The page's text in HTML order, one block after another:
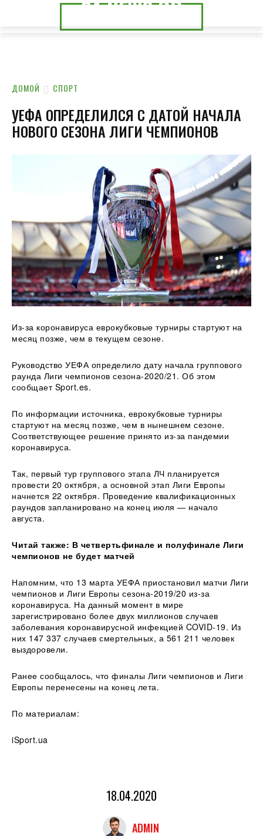
24.NEWS.CK
24.NEWS.DP
ДОМОЙ СПОРТ
УЕФА ОПРЕДЕЛИЛСЯ С ДАТОЙ НАЧАЛА
НОВОГО СЕЗОНА ЛИГИ ЧЕМПИОНОВ
Из-за коронавируса еврокубковые турниры стартуют на
месяц позже, чем в текущем сезоне.
Руководство УЕФА определило дату начала группового
раунда Лиги чемпионов сезона-2020/21. Об этом
сообщает Sport.es.
По информации источника, еврокубковые турниры
стартуют на месяц позже, чем в нынешнем сезоне.
Соответствующее решение принято из-за пандемии
коронавируса.
Так, первый тур группового этапа ЛЧ планируется
провести 20 октября, а основной этап Лиги Европы
начнется 22 октября. Проведение квалификационных
раундов запланировано на конец июля — начало
августа.
Читай также: В четвертьфинале и полуфинале Лиги
чемпионов не будет матчей
Напомним, что 13 марта УЕФА приостановил матчи Лиги
чемпионов и Лиги Европы сезона-2019/20 из-за
коронавируса. На данный момент в мире
зарегистрировано более двух миллионов случаев
заболевания коронавирусной инфекцией COVID-19. Из
них 147 337 случаев смертельных, а 561 211 человек
выздоровели.
Ранее сообщалось, что финалы Лиги чемпионов и Лиги
Европы перенесены на конец лета.
По материалам:
iSport.ua
18.04.2020
ADMIN